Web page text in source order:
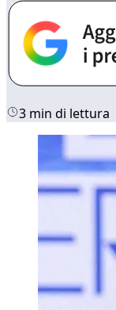
3 min di lettura